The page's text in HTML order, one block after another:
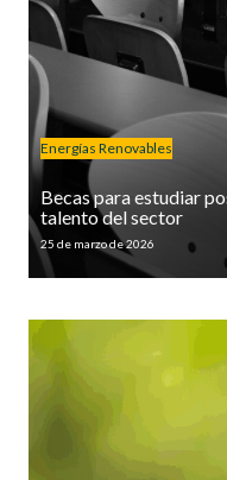
Energías Renovables
Becas para estudiar
talento del sector
25 de marzo de 2026